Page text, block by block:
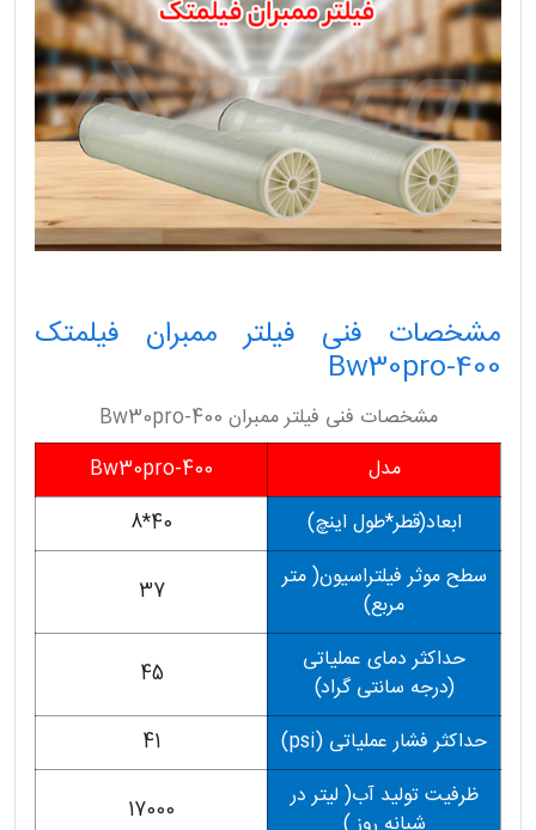
مشخصات فنی فیلتر ممبران فیلمتک
Bw30pro-400
مشخصات فنی فیلتر ممبران Bw30pro-400
مدل
Bw30pro-400
ابعاد(قطر*طول اینچ)
40*8
سطح موثر فیلتراسیون( متر
مربع)
37
حداکثر دمای عملیاتی
(درجه سانتی گراد)
45
حداکثر فشار عملیاتی (psi)
41
ظرفیت تولید آب( لیتر در
17000